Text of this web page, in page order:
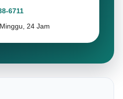
6711
24 Jam